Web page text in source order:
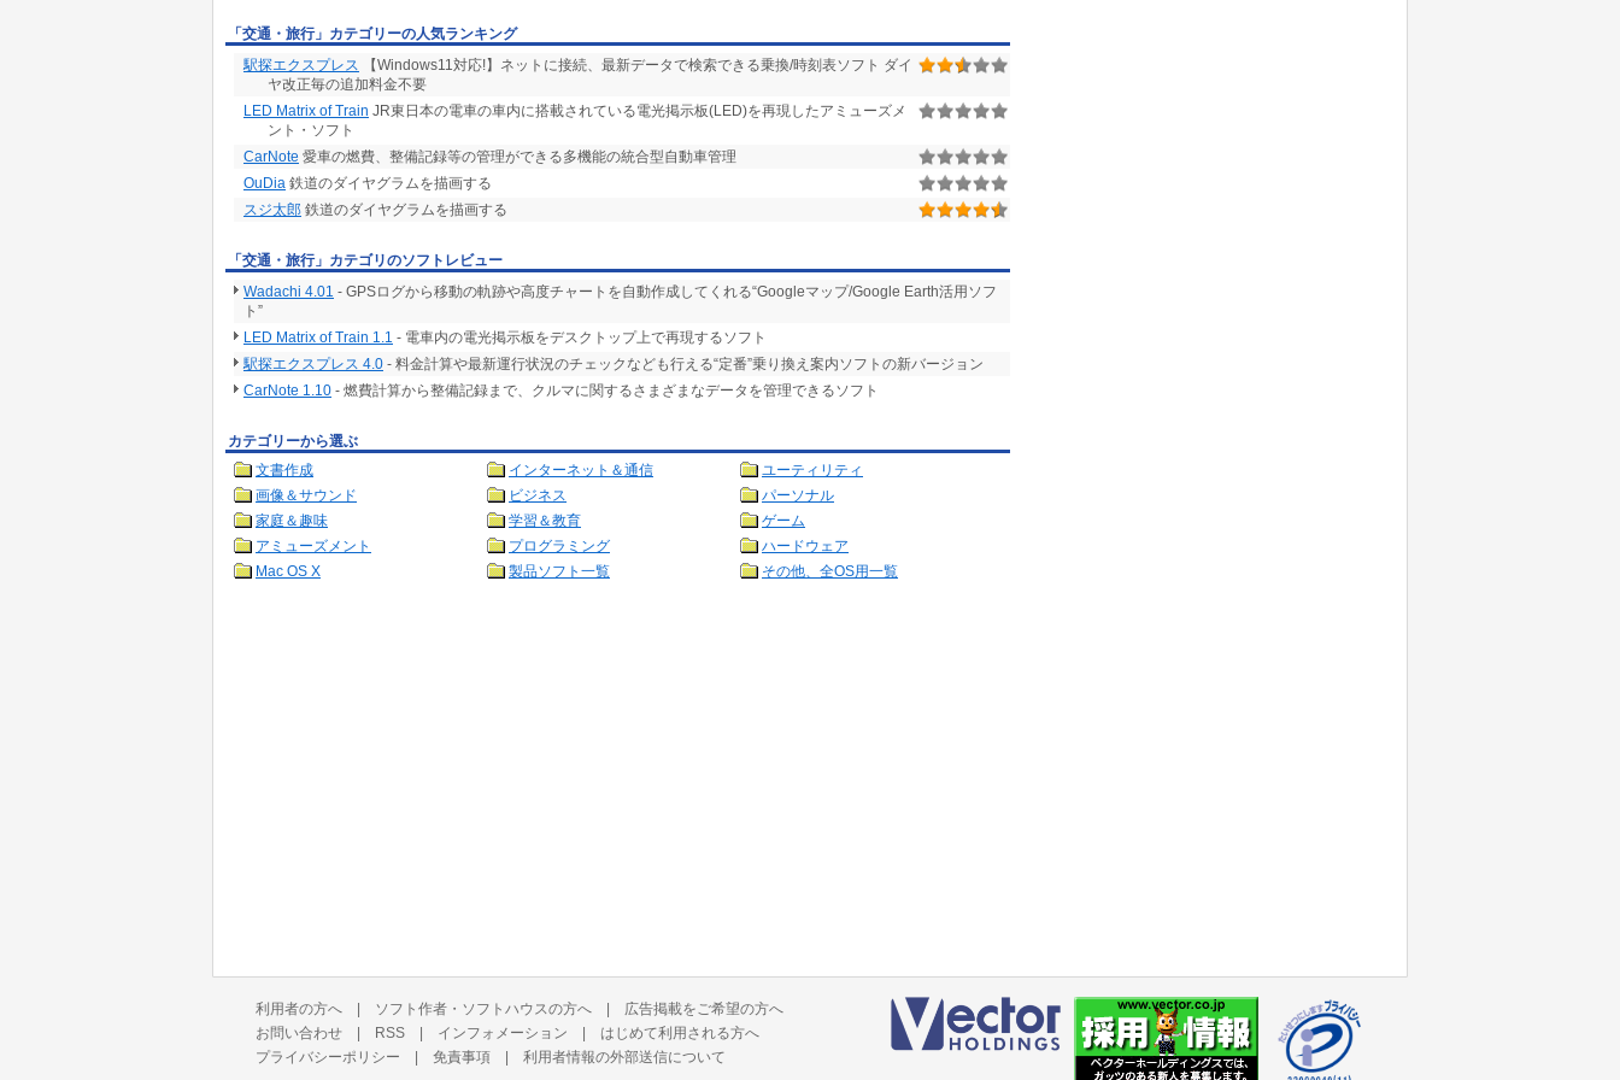
「交通・旅行」カテゴリーの人気ランキング
駅探エクスプレス 【Windows11対応!】ネットに接続、最新データで検索できる乗換/時刻表ソフト ダイ
ヤ改正毎の追加料金不要
LED Matrix of Train JR東日本の電車の車内に搭載されている電光掲示板(LED)を再現したアミューズメ
ント・ソフト
CarNote 愛車の燃費、整備記録等の管理ができる多機能の統合型自動車管理
OuDia 鉄道のダイヤグラムを描画する
スジ太郎 鉄道のダイヤグラムを描画する
「交通・旅行」カテゴリのソフトレビュー
Wadachi 4.01 - GPSログから移動の軌跡や高度チャートを自動作成してくれる“Googleマップ/Google Earth活用ソフ
ト”
LED Matrix of Train 1.1 - 電車内の電光掲示板をデスクトップ上で再現するソフト
駅探エクスプレス 4.0 - 料金計算や最新運行状況のチェックなども行える“定番”乗り換え案内ソフトの新バージョン
CarNote 1.10 - 燃費計算から整備記録まで、クルマに関するさまざまなデータを管理できるソフト
カテゴリーから選ぶ
文書作成
インターネット＆通信
ユーティリティ
画像＆サウンド
ビジネス
パーソナル
家庭＆趣味
学習＆教育
ゲーム
アミューズメント
プログラミング
ハードウェア
Mac OS X
製品ソフト一覧 その他、全OS用一覧
利用者の方へ | ソフト作者・ソフトハウスの方へ | 広告掲載をご希望の方へ
お問い合わせ | RSS | インフォメーション | はじめて利用される方へ
プライバシーポリシー | 免責事項 | 利用者情報の外部送信について